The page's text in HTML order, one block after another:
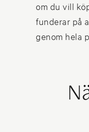
om du vill
funderar på
genom hela